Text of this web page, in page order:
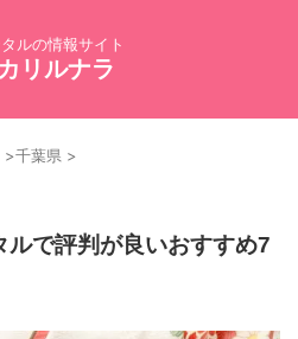
ルの情報サイト
リルナラ
>千葉県 >
ルで評判が良いおすすめ7